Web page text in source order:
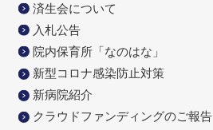
済生会について
入札公告
院内保育所「なのはな」
新型コロナ感染防止対策
新病院紹介
クラウドファンディングのご報告